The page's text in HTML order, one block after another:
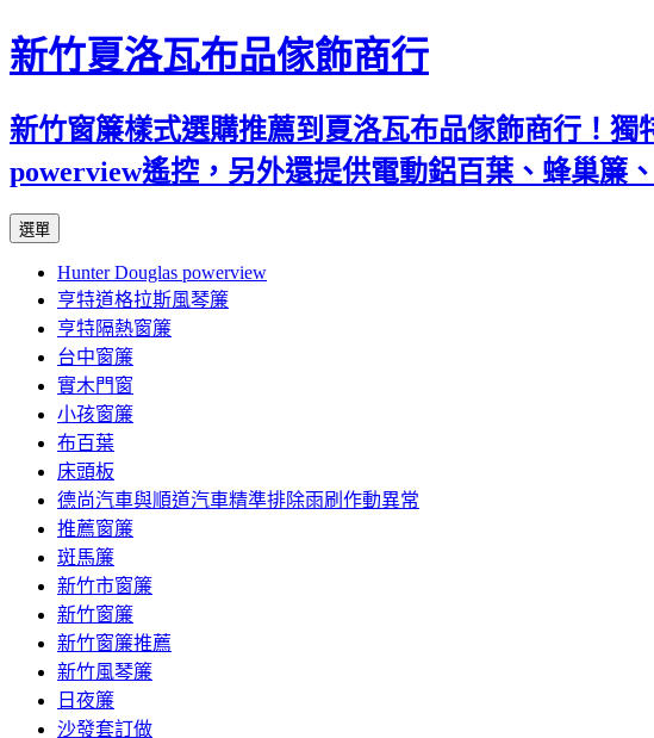
新竹夏洛瓦布品傢飾商行
新竹窗簾樣式選購推薦到夏洛瓦布品傢飾商行！
powerview遙控，另外還提供電動鋁百葉、蜂巢簾
選單
內
容
Hunter Douglas powerview
亨特道格拉斯風琴簾
亨特隔熱窗簾
台中窗簾
實木門窗
小孩窗簾
布百葉
床頭板
德尚汽車與順道汽車精準排除雨刷作動異常
推薦窗簾
斑馬簾
新竹市窗簾
新竹窗簾
新竹窗簾推薦
新竹風琴簾
日夜簾
沙發套訂做